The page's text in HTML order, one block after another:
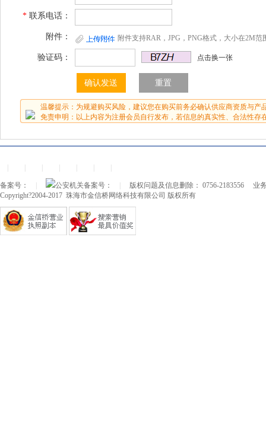
* 联系电话：
附件： 附件支持RAR，JPG，PNG格式，大小在2M范
验证码： 点击换一张
温馨提示：为规避购买风险，建议您在购买前务必确认供应商资质与产
免责申明：以上内容为注册会员自行发布，若信息的真实性、合法性存
备案号： 公安机关备案号： 版权问题及信息删除： 0756-2183556
业
Copyright?2004-2017 珠海市金信桥网络科技有限公司 版权所有